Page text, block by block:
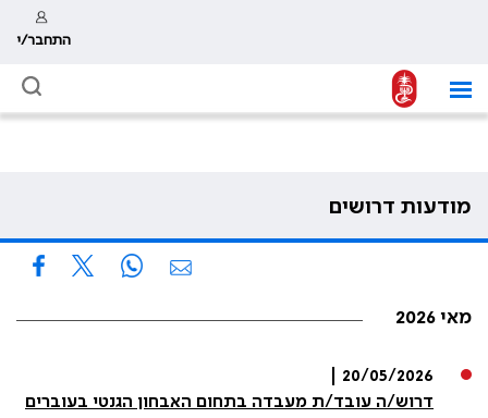
התחבר/י
מודעות דרושים
מאי 2026
20/05/2026 |
דרוש/ה עובד/ת מעבדה בתחום האבחון הגנטי בעוברים